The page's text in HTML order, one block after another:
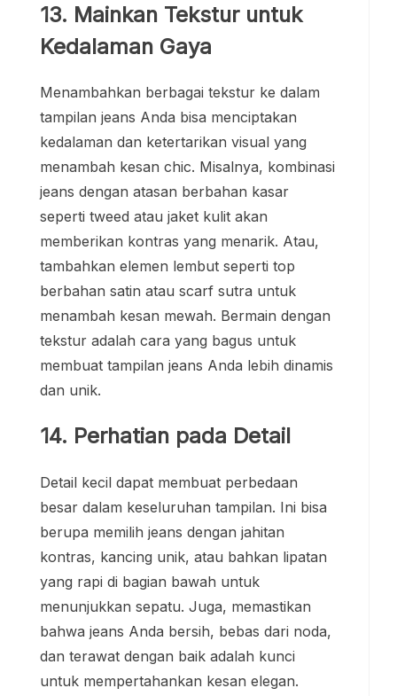
13. Mainkan Tekstur untuk
Kedalaman Gaya
Menambahkan berbagai tekstur ke dalam
tampilan jeans Anda bisa menciptakan
kedalaman dan ketertarikan visual yang
menambah kesan chic. Misalnya, kombinasi
jeans dengan atasan berbahan kasar
seperti tweed atau jaket kulit akan
memberikan kontras yang menarik. Atau,
tambahkan elemen lembut seperti top
berbahan satin atau scarf sutra untuk
menambah kesan mewah. Bermain dengan
tekstur adalah cara yang bagus untuk
membuat tampilan jeans Anda lebih dinamis
dan unik.
14. Perhatian pada Detail
Detail kecil dapat membuat perbedaan
besar dalam keseluruhan tampilan. Ini bisa
berupa memilih jeans dengan jahitan
kontras, kancing unik, atau bahkan lipatan
yang rapi di bagian bawah untuk
menunjukkan sepatu. Juga, memastikan
bahwa jeans Anda bersih, bebas dari noda,
dan terawat dengan baik adalah kunci
untuk mempertahankan kesan elegan.